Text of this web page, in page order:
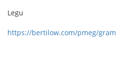
Legu
https://bertilow.com/pmeg/